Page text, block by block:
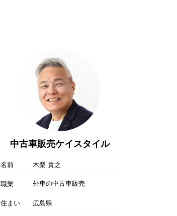
中古車販売ケイスタイル
名前
木梨 貴之
職業
外車の中古車販売
住まい
広島県